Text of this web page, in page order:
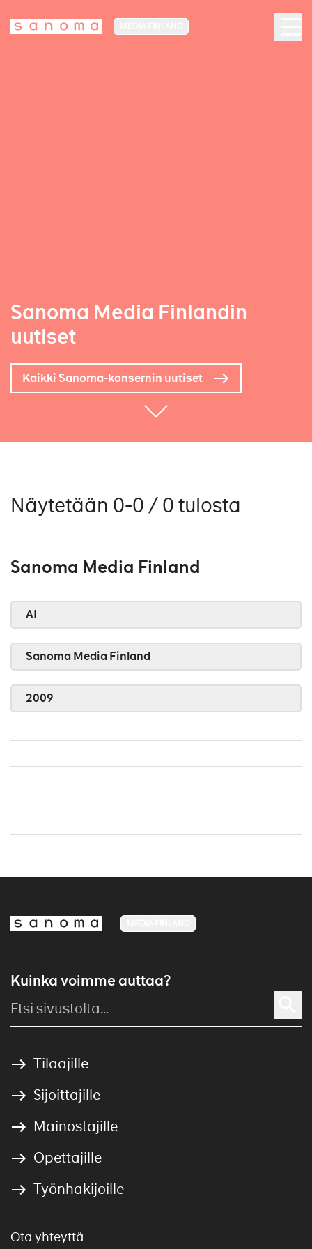
Sanoma Media Finlandin
uutiset
Kaikki Sanoma-konsernin uutiset
Näytetään 0-0 / 0 tulosta
Sanoma Media Finland
AI
Sanoma Media Finland
2009
Kuinka voimme auttaa?
Tilaajille
Sijoittajille
Mainostajille
Opettajille
Työnhakijoille
Ota yhteyttä